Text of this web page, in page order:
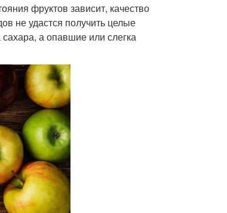
фруктов зависит, качество
не удастся получить целые
а опавшие или слегка